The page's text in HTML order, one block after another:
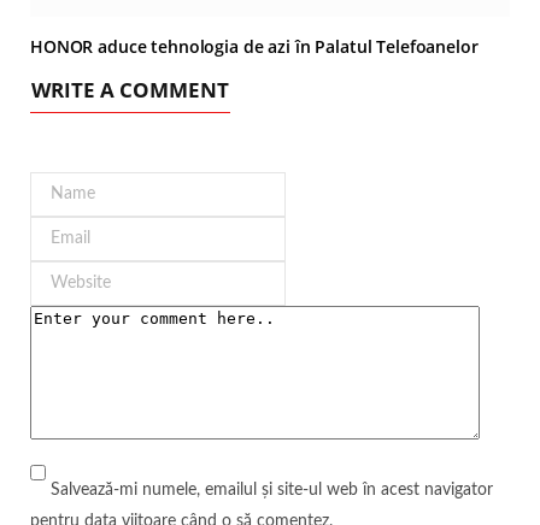
HONOR aduce tehnologia de azi în Palatul Telefoanelor
WRITE A COMMENT
Salvează-mi numele, emailul și site-ul web în acest navigator
pentru data viitoare când o să comentez.